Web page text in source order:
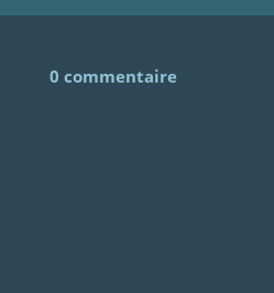
0 commentaire